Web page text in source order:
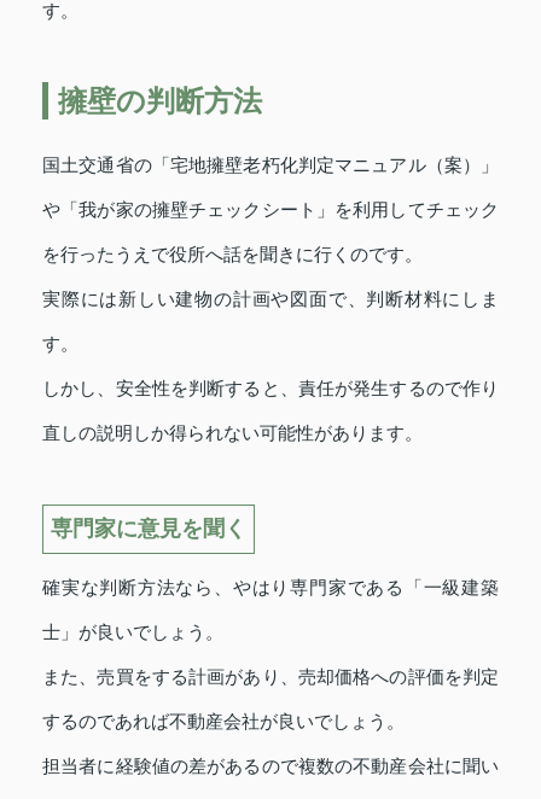
す。
擁壁の判断方法
国土交通省の「宅地擁壁老朽化判定マニュアル（案）」
や「我が家の擁壁チェックシート」を利用してチェック
を行ったうえで役所へ話を聞きに行くのです。
実際には新しい建物の計画や図面で、判断材料にしま
す。
しかし、安全性を判断すると、責任が発生するので作り
直しの説明しか得られない可能性があります。
専門家に意見を聞く
確実な判断方法なら、やはり専門家である「一級建築
士」が良いでしょう。
また、売買をする計画があり、売却価格への評価を判定
するのであれば不動産会社が良いでしょう。
担当者に経験値の差があるので複数の不動産会社に聞い